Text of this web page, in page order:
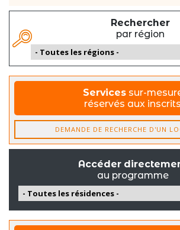
Rechercher
par région
Services sur-
réservés aux inscrits
DEMANDE DE RECHERCHE D'UN
Accéder
au programme